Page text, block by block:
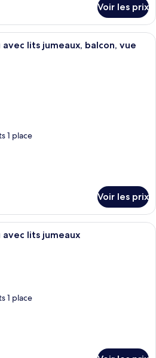
Voir les prix
Une chambre d’hôtel avec un
lits jumeaux, balcon, vue
1 place
Voir les prix
Une chambre d’hôtel moderne
avec lits jumeaux
1 place